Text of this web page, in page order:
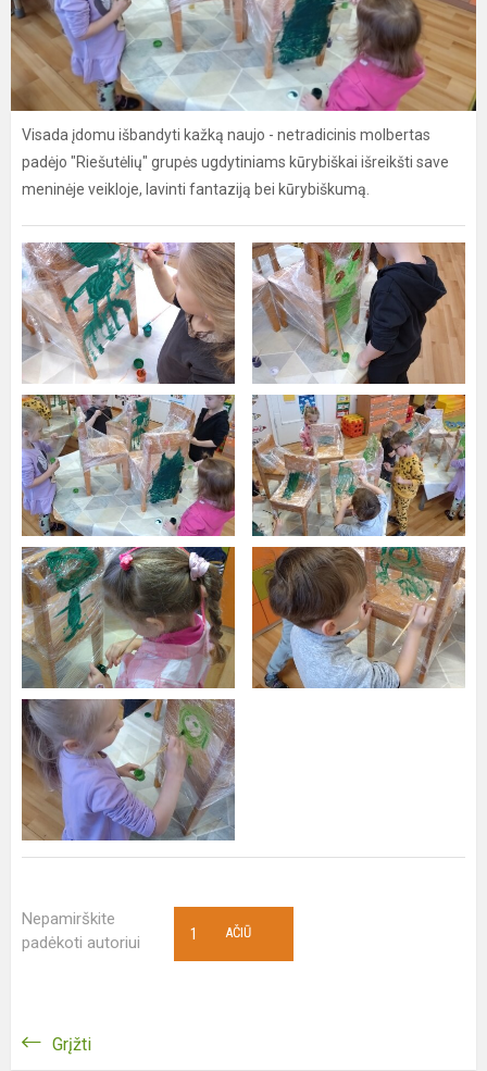
Visada įdomu išbandyti kažką naujo - netradicinis molbertas
padėjo "Riešutėlių" grupės ugdytiniams kūrybiškai išreikšti save
meninėje veikloje, lavinti fantaziją bei kūrybiškumą.
Nepamirškite
padėkoti autoriui
AČIŪ
1
Grįžti